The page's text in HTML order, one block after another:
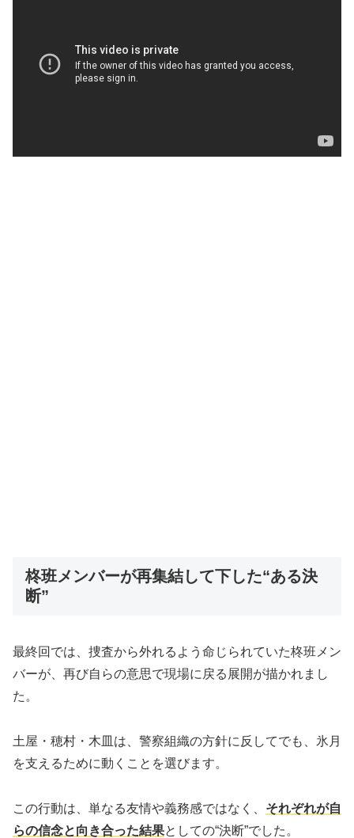
柊班メンバーが再集結して下した“ある決
断”
最終回では、捜査から外れるよう命じられていた柊班メン
バーが、再び自らの意思で現場に戻る展開が描かれまし
た。
土屋・穂村・木皿は、警察組織の方針に反してでも、氷月
を支えるために動くことを選びます。
この行動は、単なる友情や義務感ではなく、 それぞれが自
らの信念と向き合った結果としての“決断”でした。